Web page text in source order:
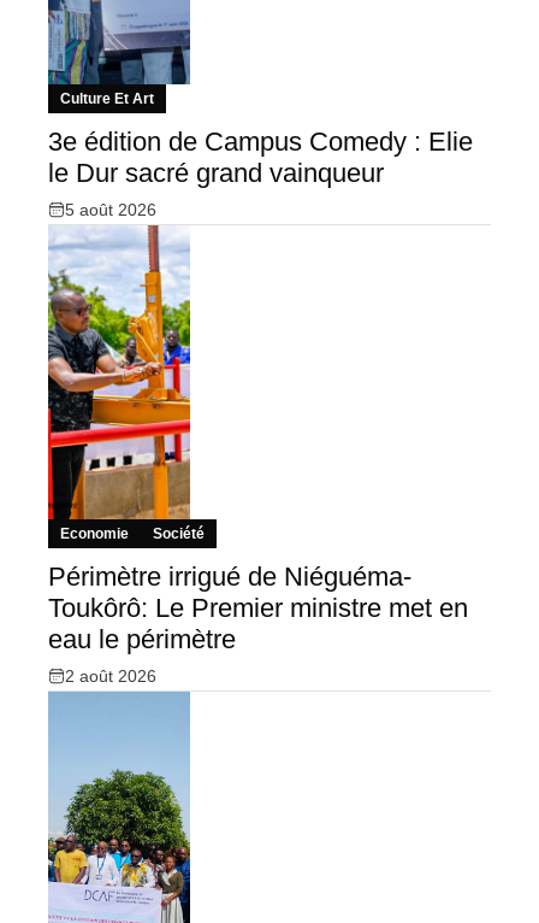
Culture Et Art
3e édition de Campus Comedy : Elie
le Dur sacré grand vainqueur
5 août 2026
Economie Société
Périmètre irrigué de Niéguéma-
Toukôrô: Le Premier ministre met en
eau le périmètre
2 août 2026